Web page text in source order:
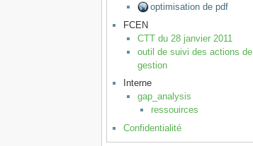
optimisation de pdf
FCEN
CTT du 28 janvier 2011
outil de suivi des actions de
gestion
Interne
gap_analysis
ressouirces
Confidentialité